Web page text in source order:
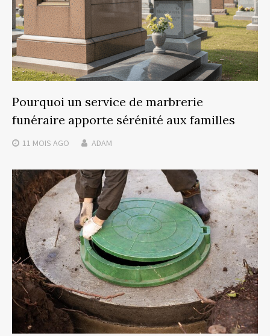
Pourquoi un service de marbrerie
funéraire apporte sérénité aux familles
11 MOIS AGO ADAM